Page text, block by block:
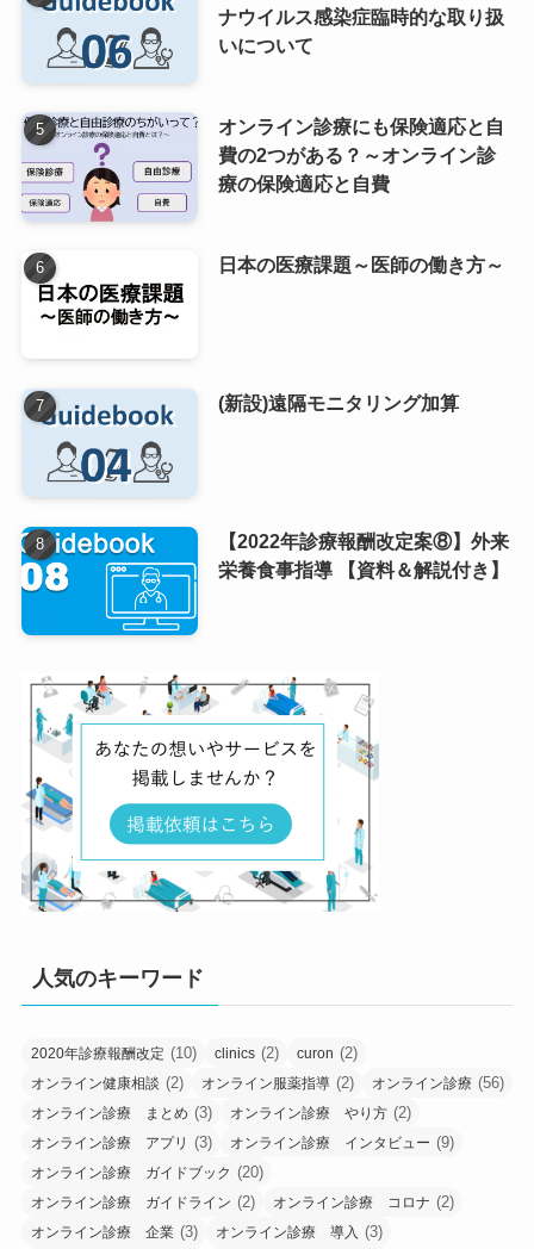
ナウイルス感染症臨時的な取り扱
いについて
オンライン診療にも保険適応と自
費の2つがある？～オンライン診
療の保険適応と自費
日本の医療課題～医師の働き方～
(新設)遠隔モニタリング加算
【2022年診療報酬改定案⑧】外来
栄養食事指導 【資料＆解説付き】
人気のキーワード
2020年診療報酬改定 (10) clinics (2) curon (2)
オンライン健康相談 (2) オンライン服薬指導 (2) オンライン診療 (56)
オンライン診療 まとめ (3) オンライン診療 やり方 (2)
オンライン診療 アプリ (3) オンライン診療 インタビュー (9)
オンライン診療 ガイドブック (20)
オンライン診療 ガイドライン (2) オンライン診療 コロナ (2)
オンライン診療 企業 (3) オンライン診療 導入 (3)